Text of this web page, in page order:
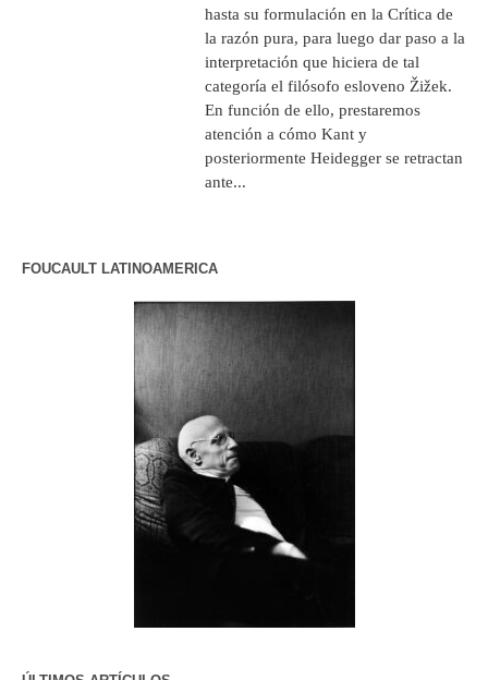
hasta su formulación en la Crítica de
la razón pura, para luego dar paso a la
interpretación que hiciera de tal
categoría el filósofo esloveno Žižek.
En función de ello, prestaremos
atención a cómo Kant y
posteriormente Heidegger se retractan
ante...
FOUCAULT LATINOAMERICA